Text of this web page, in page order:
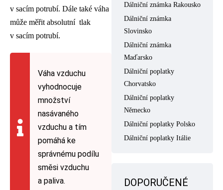
v sacím potrubí. Dále také váha
může měřit absolutní tlak
v sacím potrubí.
Váha vzduchu
vyhodnocuje
množství
nasávaného
vzduchu a tím
pomáhá ke
správnému podílu
směsi vzduchu
a paliva.
Dálniční známka Rakousko
Dálniční známka
Slovinsko
Dálniční známka
Maďarsko
Dálniční poplatky
Chorvatsko
Dálniční poplatky
Německo
Dálniční poplatky Polsko
Dálniční poplatky Itálie
DOPORUČENÉ